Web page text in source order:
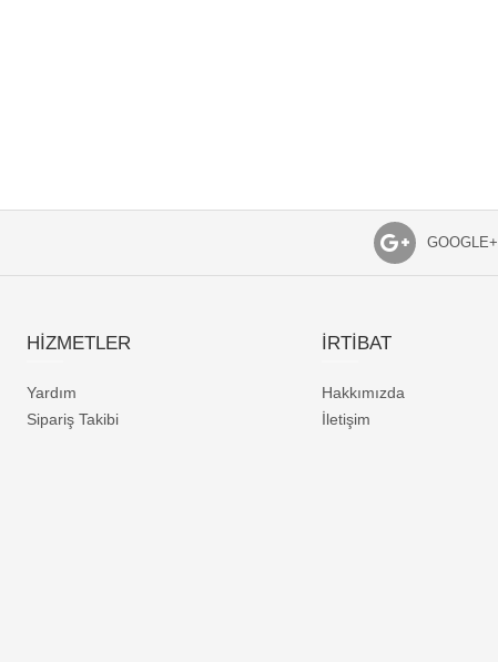
GOOGLE+
HİZMETLER
Yardım
Sipariş Takibi
İRTİBAT
Hakkımızda
İletişim